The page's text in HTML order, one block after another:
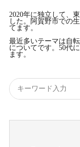
2020年に独立して、
した。阿賀野市での
てます。
最近多いテーマは自
についてです。50代
ます。